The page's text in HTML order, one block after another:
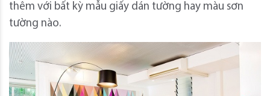
thêm với bất kỳ mẫu giấy dán tường hay màu sơn
tường nào.